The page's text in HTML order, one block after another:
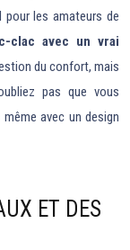
les amateurs de
clac avec un vrai
du confort, mais
pas que vous
avec un design
ET DES